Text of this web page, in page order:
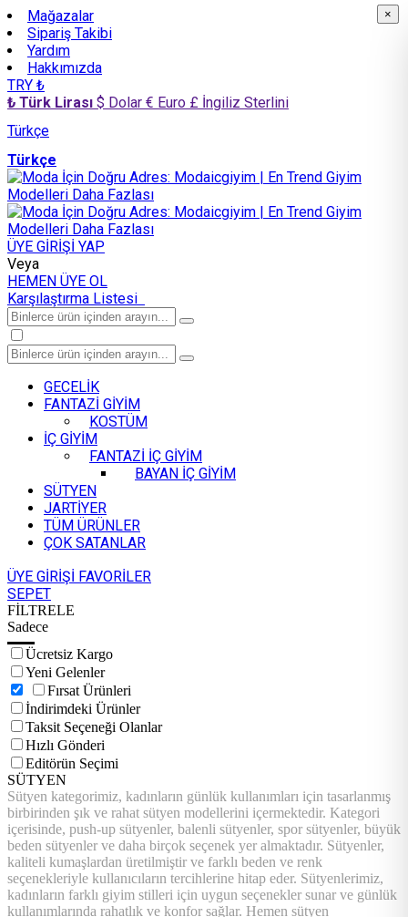
Mağazalar
Sipariş Takibi
Yardım
Hakkımızda
TRY ₺
₺ Türk Lirası $ Dolar € Euro £ İngiliz Sterlini
Türkçe
Türkçe
ÜYE GİRİŞİ YAP
Veya
HEMEN ÜYE OL
Karşılaştırma Listesi
GECELİK
FANTAZİ GİYİM
KOSTÜM
İÇ GİYİM
FANTAZİ İÇ GİYİM
BAYAN İÇ GİYİM
SÜTYEN
JARTİYER
TÜM ÜRÜNLER
ÇOK SATANLAR
ÜYE GİRİŞİ FAVORİLER
SEPET
FİLTRELE
Sadece
Ücretsiz Kargo
Yeni Gelenler
Fırsat Ürünleri
İndirimdeki Ürünler
Taksit Seçeneği Olanlar
Hızlı Gönderi
Editörün Seçimi
SÜTYEN
Sütyen kategorimiz, kadınların günlük kullanımları için tasarlanmış
birbirinden şık ve rahat sütyen modellerini içermektedir. Kategori
içerisinde, push-up sütyenler, balenli sütyenler, spor sütyenler, büyük
beden sütyenler ve daha birçok seçenek yer almaktadır. Sütyenler,
kaliteli kumaşlardan üretilmiştir ve farklı beden ve renk
seçenekleriyle kullanıcıların tercihlerine hitap eder. Sütyenlerimiz,
kadınların farklı giyim stilleri için uygun seçenekler sunar ve günlük
kullanımlarında rahatlık ve konfor sağlar. Hemen sütyen
×
×